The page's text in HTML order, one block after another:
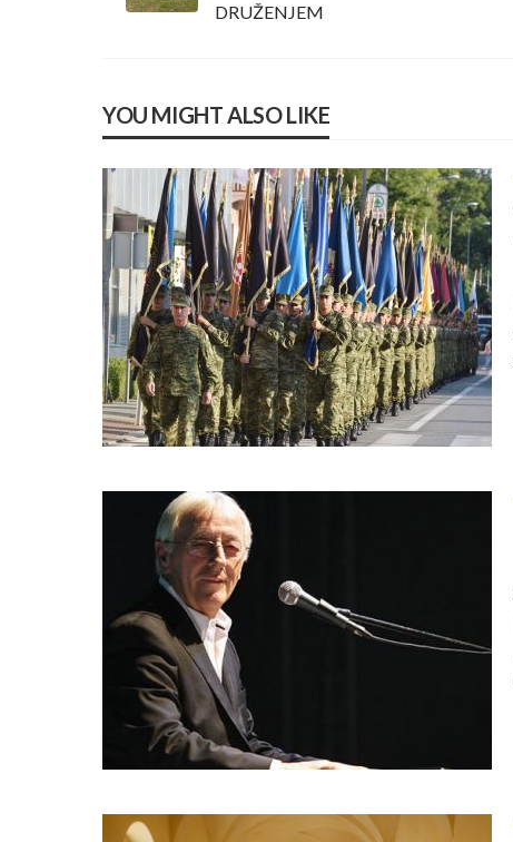
DRUŽENJEM
YOU MIGHT ALSO LIKE